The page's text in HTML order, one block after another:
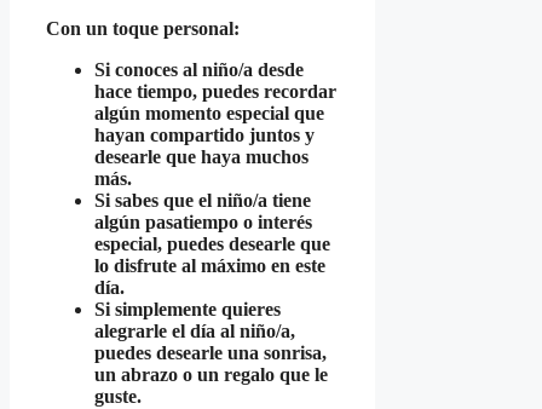
Con un toque personal:
Si conoces al niño/a desde
hace tiempo, puedes recordar
algún momento especial que
hayan compartido juntos y
desearle que haya muchos
más.
Si sabes que el niño/a tiene
algún pasatiempo o interés
especial, puedes desearle que
lo disfrute al máximo en este
día.
Si simplemente quieres
alegrarle el día al niño/a,
puedes desearle una sonrisa,
un abrazo o un regalo que le
guste.